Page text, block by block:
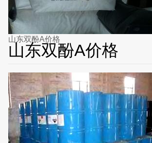
山东双酚A价格
山东双酚A价格